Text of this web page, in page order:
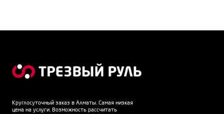
Круглосуточный заказ в Алматы. Самая низкая
цена на услуги. Возможность рассчитать